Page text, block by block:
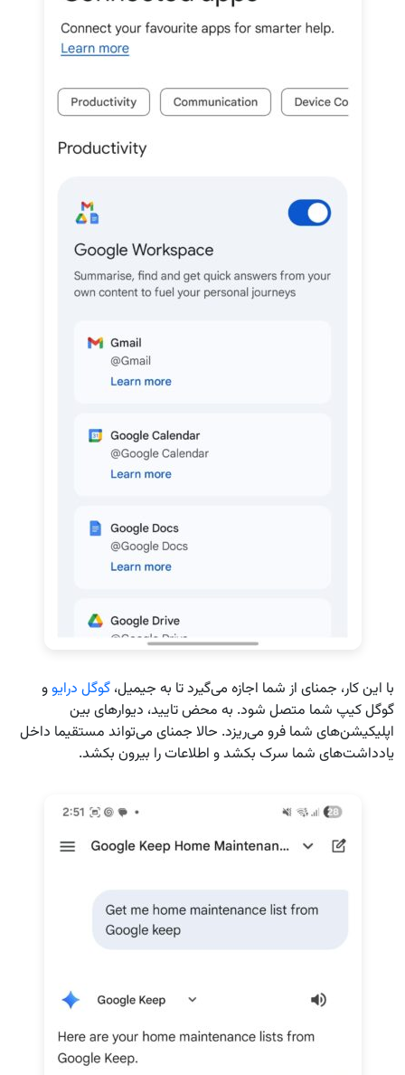
با این کار، جمنای از شما اجازه می‌گیرد تا به جیمیل، گوگل درایوو
گوگل کیپ شما متصل شود. به محض تایید، دیوارهای بین
اپلیکیشن‌های شما فرو می‌ریزد. حالا جمنای می‌تواند مستقیما داخل
یادداشت‌های شما سرک بکشد و اطلاعات را بیرون بکشد.